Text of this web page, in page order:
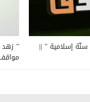
إسلامية ” ||
” زهد
مواقف